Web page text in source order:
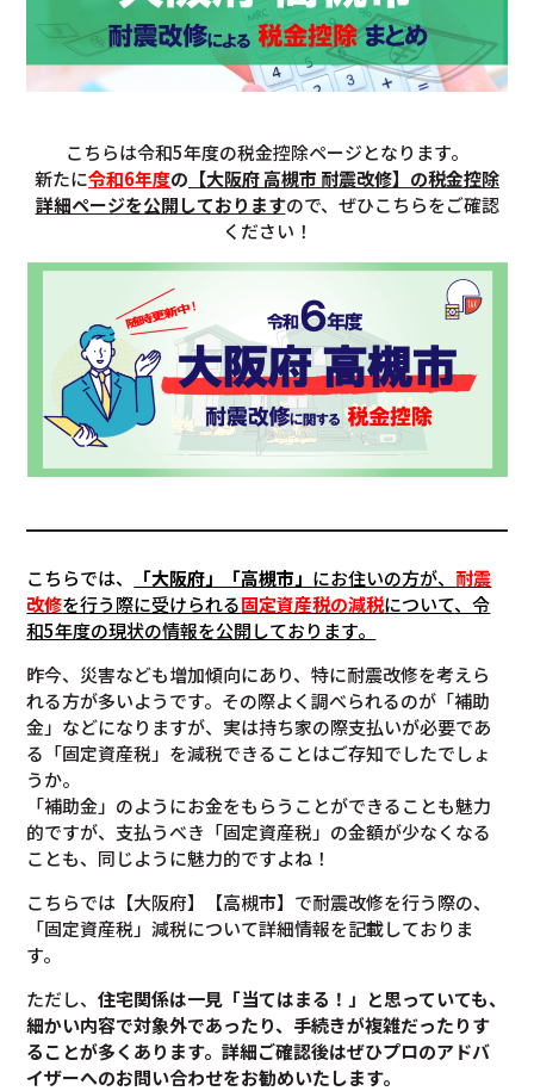
こちらは令和5年度の税金控除ページとなります。
新たに令和6年度の 【大阪府 高槻市 耐震改修】の税金控除
詳細ページを公開しておりますので、ぜひこちらをご確認
ください！
こちらでは、 「大阪府」「高槻市」 にお住いの方が、 耐震
改修を行う際に受けられる固定資産税の減税について、令
和5年度の現状の情報を公開しております。
昨今、災害なども増加傾向にあり、特に耐震改修を考えら
れる方が多いようです。その際よく調べられるのが「補助
金」などになりますが、実は持ち家の際支払いが必要であ
る「固定資産税」を減税できることはご存知でしたでしょ
うか。
「補助金」のようにお金をもらうことができることも魅力
的ですが、支払うべき「固定資産税」の金額が少なくなる
ことも、同じように魅力的ですよね！
こちらでは【大阪府】【高槻市】で耐震改修を行う際の、
「固定資産税」減税について詳細情報を記載しておりま
す。
ただし、住宅関係は一見「当てはまる！」と思っていても、
細かい内容で対象外であったり、手続きが複雑だったりす
ることが多くあります。詳細ご確認後はぜひプロのアドバ
イザーへのお問い合わせをお勧めいたします。